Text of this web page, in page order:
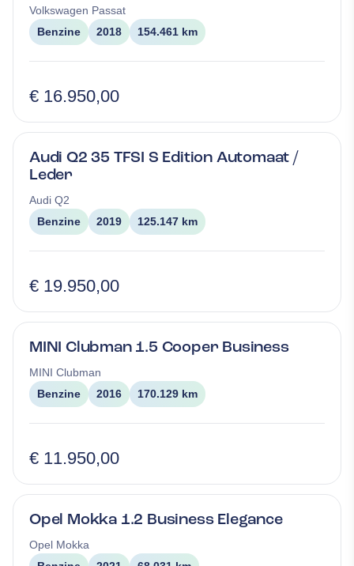
Volkswagen Passat
Benzine
2018 154.461 km
€ 16.950,00
Audi Q2 35 TFSI S Edition Automaat /
Leder
Audi Q2
Benzine
2019 125.147 km
€ 19.950,00
MINI Clubman 1.5 Cooper Business
MINI Clubman
Benzine
2016 170.129 km
€ 11.950,00
Opel Mokka 1.2 Business Elegance
Opel Mokka